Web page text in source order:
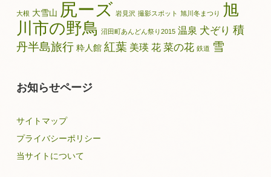
大根 大雪山 尻ーズ 岩見沢 撮影スポット 旭川冬まつり 旭
川市の野鳥 沼田町あんどん祭り2015 温泉 犬ぞり 積
丹半島旅行 粋人館 紅葉 美瑛 花 菜の花 鉄道 雪
お知らせページ
サイトマップ
プライバシーポリシー
当サイトについて